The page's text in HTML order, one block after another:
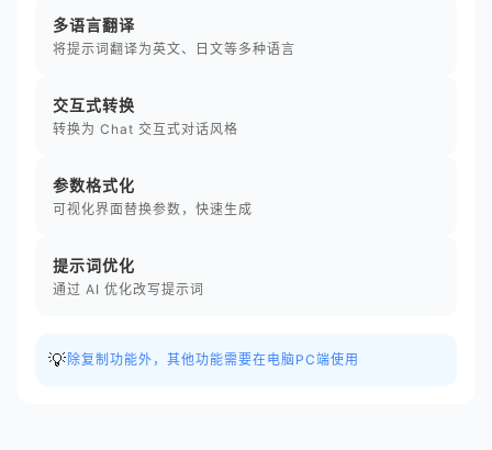
多语言翻译
将提示词翻译为英文、日文等多种语言
交互式转换
转换为 Chat 交互式对话风格
参数格式化
可视化界面替换参数，快速生成
提示词优化
通过 AI 优化改写提示词
💡 除复制功能外，其他功能需要在电脑PC端使用